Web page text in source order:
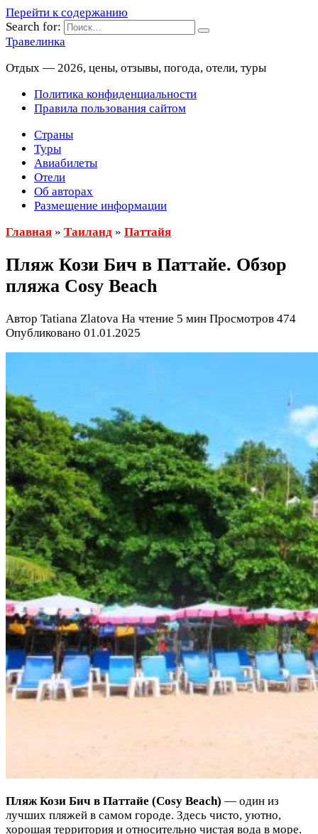
Перейти к содержанию
Search for:
Травелинка
Отдых — 2026, цены, отзывы, погода, отели, туры
Политика конфиденциальности
Правила пользования сайтом
Страны
Туры
Авиабилеты
Отели
Об авторах
Размещение информации
Главная » Таиланд » Паттайя
Пляж Кози Бич в Паттайе. Обзор
пляжа Cosy Beach
Автор Tatiana Zlatova На чтение 5 мин Просмотров 474
Опубликовано 01.01.2025
Пляж Кози Бич в Паттайе (Cosy Beach) — один из
лучших пляжей в самом городе. Здесь чисто, уютно,
хорошая территория и относительно чистая вода в море.